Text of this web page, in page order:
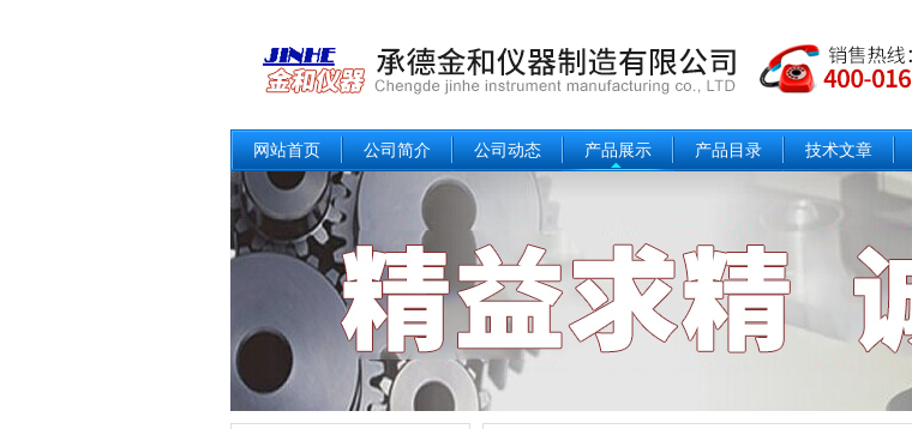
网站首页 公司简介 公司动态 产品展示 产品目录 技术文章